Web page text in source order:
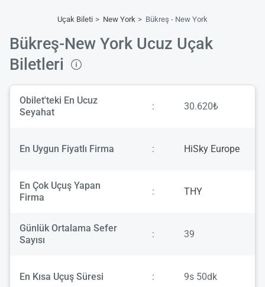
Uçak Bileti New York Bükreş - New York
Bükreş-New York Ucuz Uçak
Biletleri
Obilet'teki En Ucuz
Seyahat
: 30.620₺
En Uygun Fiyatlı Firma : HiSky Europe
En Çok Uçuş Yapan
Firma
: THY
Günlük Ortalama Sefer
Sayısı
: 39
En Kısa Uçuş Süresi : 9s 50dk